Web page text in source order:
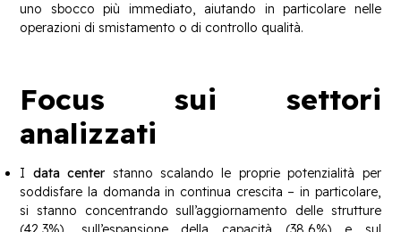
uno sbocco più immediato, aiutando in particolare nelle
operazioni di smistamento o di controllo qualità.
Focus sui settori
analizzati
I data center stanno scalando le proprie potenzialità per
soddisfare la domanda in continua crescita – in particolare,
si stanno concentrando sull’aggiornamento delle strutture